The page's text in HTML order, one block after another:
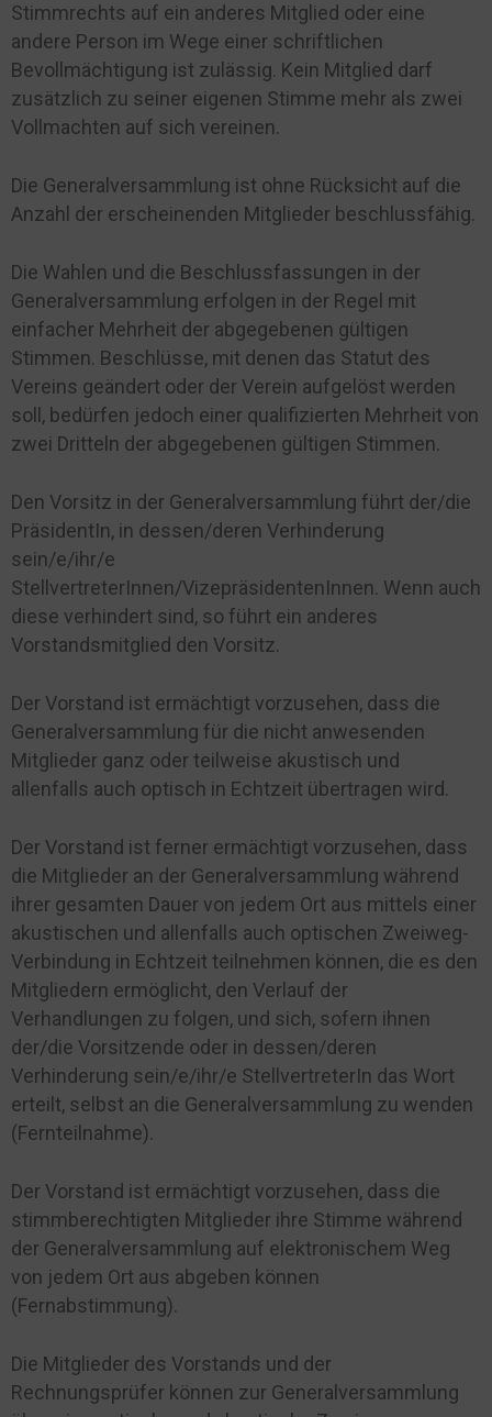
Stimmrechts auf ein anderes Mitglied oder eine
andere Person im Wege einer schriftlichen
Bevollmächtigung ist zulässig. Kein Mitglied darf
zusätzlich zu seiner eigenen Stimme mehr als zwei
Vollmachten auf sich vereinen.
Die Generalversammlung ist ohne Rücksicht auf die
Anzahl der erscheinenden Mitglieder beschlussfähig.
Die Wahlen und die Beschlussfassungen in der
Generalversammlung erfolgen in der Regel mit
einfacher Mehrheit der abgegebenen gültigen
Stimmen. Beschlüsse, mit denen das Statut des
Vereins geändert oder der Verein aufgelöst werden
soll, bedürfen jedoch einer qualifizierten Mehrheit von
zwei Dritteln der abgegebenen gültigen Stimmen.
Den Vorsitz in der Generalversammlung führt der/die
PräsidentIn, in dessen/deren Verhinderung
sein/e/ihr/e
StellvertreterInnen/VizepräsidentenInnen. Wenn auch
diese verhindert sind, so führt ein anderes
Vorstandsmitglied den Vorsitz.
Der Vorstand ist ermächtigt vorzusehen, dass die
Generalversammlung für die nicht anwesenden
Mitglieder ganz oder teilweise akustisch und
allenfalls auch optisch in Echtzeit übertragen wird.
Der Vorstand ist ferner ermächtigt vorzusehen, dass
die Mitglieder an der Generalversammlung während
ihrer gesamten Dauer von jedem Ort aus mittels einer
akustischen und allenfalls auch optischen Zweiweg-
Verbindung in Echtzeit teilnehmen können, die es den
Mitgliedern ermöglicht, den Verlauf der
Verhandlungen zu folgen, und sich, sofern ihnen
der/die Vorsitzende oder in dessen/deren
Verhinderung sein/e/ihr/e StellvertreterIn das Wort
erteilt, selbst an die Generalversammlung zu wenden
(Fernteilnahme).
Der Vorstand ist ermächtigt vorzusehen, dass die
stimmberechtigten Mitglieder ihre Stimme während
der Generalversammlung auf elektronischem Weg
von jedem Ort aus abgeben können
(Fernabstimmung).
Die Mitglieder des Vorstands und der
Rechnungsprüfer können zur Generalversammlung